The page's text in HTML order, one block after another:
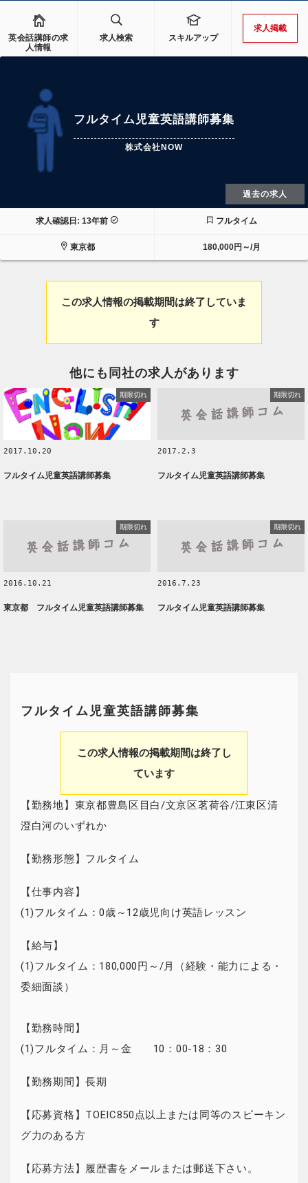
英会話講師の求
人情報
求人検索 スキルアップ
求人掲載
フルタイム児童英語講師募集
株式会社NOW
過去の求人
求人確認日: 13年前 フルタイム
東京都 180,000円～/月
この求人情報の掲載期間は終了していま
す
他にも同社の求人があります
期限切れ
2017.10.20
フルタイム児童英語講師募集
期限切れ
2017.2.3
フルタイム児童英語講師募集
期限切れ
2016.10.21
東京都 フルタイム児童英語講師募集
期限切れ
2016.7.23
フルタイム児童英語講師募集
フルタイム児童英語講師募集
この求人情報の掲載期間は終了し
ています
【勤務地】東京都豊島区目白/文京区茗荷谷/江東区清
澄白河のいずれか
【勤務形態】フルタイム
【仕事内容】
(1)フルタイム：0歳～12歳児向け英語レッスン
【給与】
(1)フルタイム：180,000円～/月（経験・能力による・
委細面談）
【勤務時間】
(1)フルタイム：月～金 10：00-18：30
【勤務期間】長期
【応募資格】TOEIC850点以上または同等のスピーキン
グ力のある方
【応募方法】履歴書をメールまたは郵送下さい。